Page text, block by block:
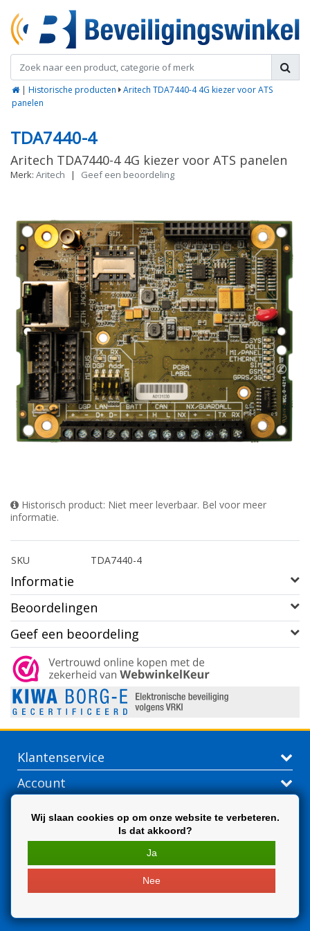
| Historische producten
Aritech TDA7440-4 4G kiezer voor ATS
panelen
TDA7440-4
Aritech TDA7440-4 4G kiezer voor ATS panelen
Merk: Aritech | Geef een beoordeling
Historisch product: Niet meer leverbaar. Bel voor meer
informatie.
SKU TDA7440-4
Informatie
Beoordelingen
Geef een beoordeling
Klantenservice
Account
Wij slaan cookies op om onze website te verbeteren.
Is dat akkoord?
Ja
Nee